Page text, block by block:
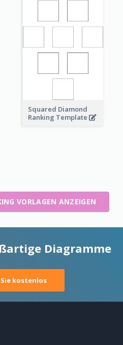
Squared Diamond
Ranking Template
VORLAGEN ANZEIGEN
Diagramme
kostenlos